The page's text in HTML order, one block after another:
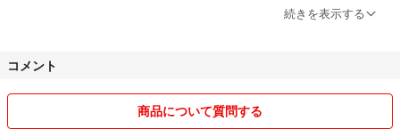
お値下げ希望に関するコメントにはご回答を控えさせていただくことが
梱包を簡易にさせていただいております ご理解の程宜しくお願い致し
ます
続きを表示する
コメント
商品について質問する